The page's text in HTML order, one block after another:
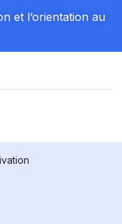
et l’orientation au